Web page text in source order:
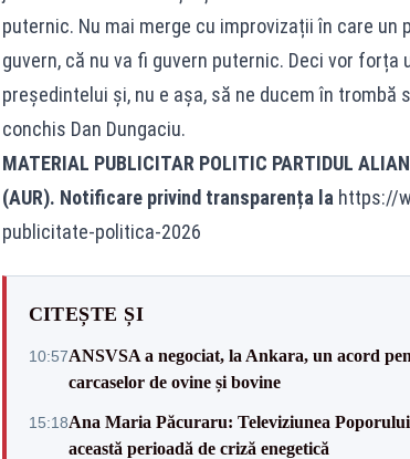
puternic. Nu mai merge cu improvizații în care un
guvern, că nu va fi guvern puternic. Deci vor
președintelui și, nu e așa, să ne ducem în
conchis Dan Dungaciu.
MATERIAL PUBLICITAR POLITIC PARTIDUL
(AUR). Notificare privind transparența la https://
publicitate-politica-2026
CITEȘTE ȘI
10:57ANSVSA a negociat, la Ankara, un acord
carcaselor de ovine și bovine
15:18Ana Maria Păcuraru: Televiziunea
această perioadă de criză enegetică